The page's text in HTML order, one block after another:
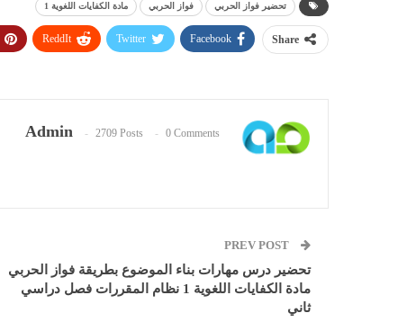
تحضير فواز الحربي فواز الحربي مادة الكفايات اللغوية 1
Share
Facebook
Twitter
ReddIt
Admin 2709 Posts 0 Comments
تحضير درس مهارات بناء الموضوع بطريقة فواز الحربي
مادة الكفايات اللغوية 1 نظام المقررات فصل دراسي
ثاني